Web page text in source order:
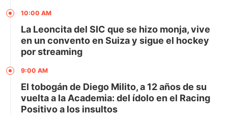
10:00 AM
La Leoncita del SIC que se hizo monja, vive
en un convento en Suiza y sigue el hockey
por streaming
9:00 AM
El tobogán de Diego Milito, a 12 años de su
vuelta a la Academia: del ídolo en el Racing
Positivo a los insultos